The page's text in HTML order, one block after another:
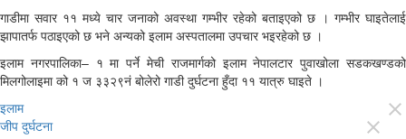
गाडीमा सवार ११ मध्ये चार जनाको अवस्था गम्भीर रहेको बताइएको छ । गम्भीर घाइतेलाई
झापातर्फ पठाइएको छ भने अन्यको इलाम अस्पतालमा उपचार भइरहेको छ ।
इलाम नगरपालिका– १ मा पर्ने मेची राजमार्गको इलाम नेपालटार पुवाखोला सडकखण्डको
मिलगोलाइमा को १ ज ३३२९नं बोलेरो गाडी दुर्घटना हुँदा ११ यात्रु घाइते ।
इलाम
close
जीप दुर्घटना close